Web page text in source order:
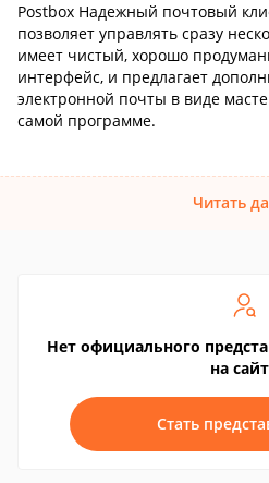
Postbox Надежный почтовый
позволяет управлять сразу
имеет чистый, хорошо
интерфейс, и предлагает
электронной почты в виде
самой программе.
Читать
Нет официального
на
Стать